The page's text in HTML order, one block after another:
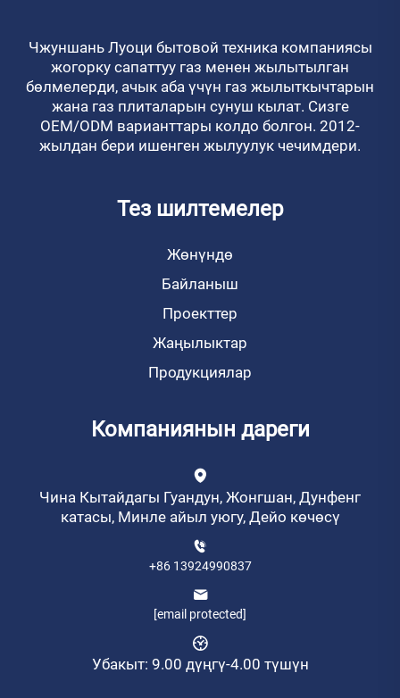
Чжуншань Луоци бытовой техника компаниясы
жогорку сапаттуу газ менен жылытылган
бөлмелерди, ачык аба үчүн газ жылыткычтарын
жана газ плиталарын сунуш кылат. Сизге
OEM/ODM варианттары колдо болгон. 2012-
жылдан бери ишенген жылуулук чечимдери.
Тез шилтемелер
Жөнүндө
Байланыш
Проекттер
Жаңылыктар
Продукциялар
Компаниянын дареги
Чина Кытайдагы Гуандун, Жонгшан, Дунфенг
катасы, Минле айыл уюгу, Дейо көчөсү
+86 13924990837
[email protected]
Убакыт: 9.00 дүңгү-4.00 түшүн